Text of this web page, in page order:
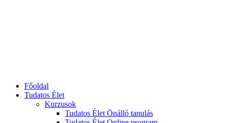
Főoldal
Tudatos Élet
Kurzusok
Tudatos Élet Önálló tanulás